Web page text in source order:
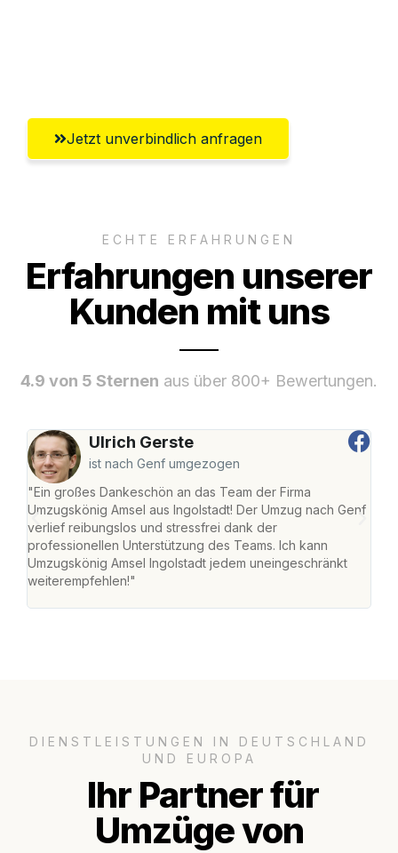
Jetzt unverbindlich anfragen
ECHTE ERFAHRUNGEN
Erfahrungen unserer
Kunden mit uns
4.9 von 5 Sternen aus über 800+ Bewertungen.
Ulrich Gerste
ist nach Genf umgezogen
"Ein großes Dankeschön an das Team der Firma
Umzugskönig Amsel aus Ingolstadt! Der Umzug nach Genf
verlief reibungslos und stressfrei dank der
professionellen Unterstützung des Teams. Ich kann
Umzugskönig Amsel Ingolstadt jedem uneingeschränkt
weiterempfehlen!"
DIENSTLEISTUNGEN IN DEUTSCHLAND
UND EUROPA
Ihr Partner für
Umzüge von